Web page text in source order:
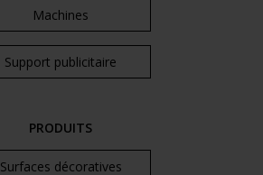
Machines
Support publicitaire
PRODUITS
Surfaces décoratives